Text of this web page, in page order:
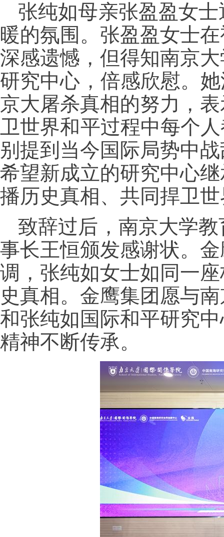
张纯如母亲张盈盈女
暖的氛围。张盈盈女士
深感遗憾，但得知南京
研究中心，倍感欣慰。
京大屠杀真相的努力，
卫世界和平过程中每个
别提到当今国际局势中
希望新成立的研究中心
播历史真相、共同捍卫
致辞过后，南京大学
事长王恒颁发感谢状。
调，张纯如女士如同一
史真相。金鹰集团愿与
和张纯如国际和平研究
精神不断传承。